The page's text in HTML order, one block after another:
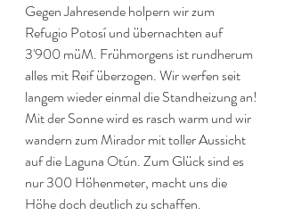
Gegen Jahresende holpern wir zum
Refugio Potosí und übernachten auf
3'900 müM. Frühmorgens ist rundherum
alles mit Reif überzogen. Wir werfen seit
langem wieder einmal die Standheizung an!
Mit der Sonne wird es rasch warm und wir
wandern zum Mirador mit toller Aussicht
auf die Laguna Otún. Zum Glück sind es
nur 300 Höhenmeter, macht uns die
Höhe doch deutlich zu schaffen.